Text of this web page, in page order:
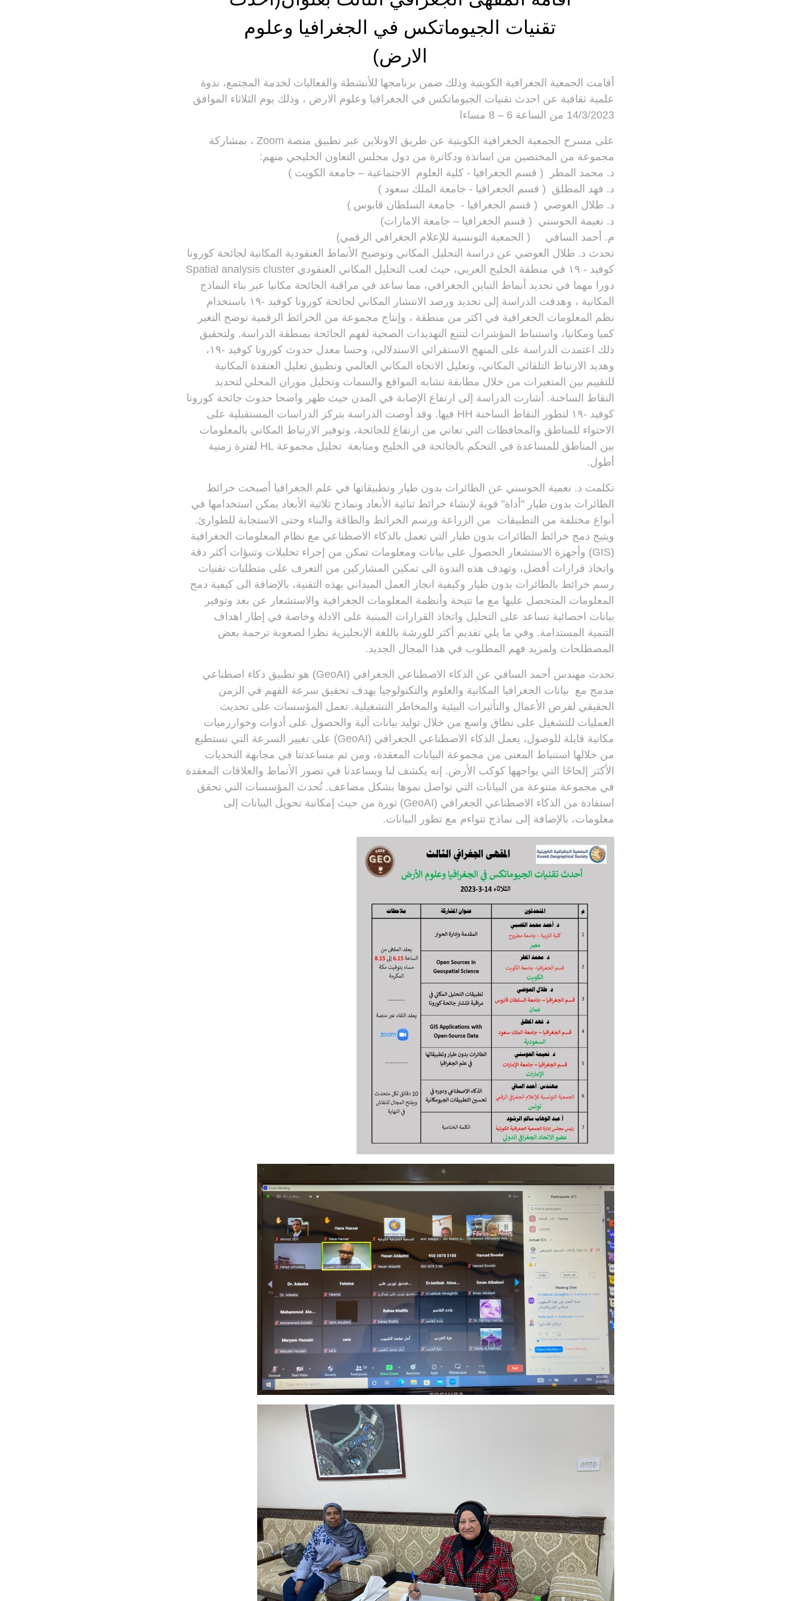
تقنيات الجيوماتكس في الجغرافيا وعلوم
الارض)
أقامت الجمعية الجغرافية الكويتية وذلك ضمن برنامجها للأنشطة والفعاليات لخدمة المجتمع، ندوة
علمية ثقافية عن احدث تقنيات الجيوماتكس في الجغرافيا وعلوم الارض ، وذلك يوم الثلاثاء الموافق
14/3/2023 من الساعة 6 – 8 مساءا
على مسرح الجمعية الجغرافية الكويتية عن طريق الاونلاين عبر تطبيق منصة Zoom ، بمشاركة
مجموعة من المختصين من اساتذة ودكاترة من دول مجلس التعاون الخليجي منهم:
د. محمد المطر ( قسم الجغرافيا - كلية العلوم الاجتماعية – جامعة الكويت )
د. فهد المطلق ( قسم الجغرافيا - جامعة الملك سعود )
د. طلال العوضي ( قسم الجغرافيا - جامعة السلطان قابوس )
د. نعيمة الحوسني ( قسم الجغرافيا – جامعة الامارات)
م. أحمد السافي ( الجمعية التونسية للإعلام الجغرافي الرقمي)
تحدث د. طلال العوضي عن دراسة التحليل المكاني وتوضيح الأنماط العنقودية المكانية لجائحة كورونا
كوفيد - ١٩ في منطقة الخليج العربي، حيث لعب التحليل المكاني العنقودي Spatial analysis cluster
دورا مهما في تحديد أنماط التباين الجغرافي، مما ساعد في مراقبة الجائحة مكانيا عبر بناء النماذج
المكانية ، وهدفت الدراسة إلى تحديد ورصد الانتشار المكاني لجائحة كورونا كوفيد -١٩ باستخدام
نظم المعلومات الجغرافية في اكثر من منطقة ، وإنتاج مجموعة من الخرائط الرقمية توضح التغير
كميا ومكانيا، واستنباط المؤشرات لتتبع التهديدات الصحية لفهم الجائحة بمنطقة الدراسة. ولتحقيق
ذلك اعتمدت الدراسة على المنهج الاستقرائي الاستدلالي، وحسا معدل حدوث كورونا كوفيد -١٩،
وهديد الارتباط التلقائي المكاني، وتعليل الاتجاه المكاني العالمي وتطبيق تعليل العنقدة المكانية
للتقييم بين المتغيرات من خلال مطابقة تشابه المواقع والسمات وتحليل موران المحلي لتحديد
النقاط الساخنة. أشارت الدراسة إلى ارتفاع الإصابة في المدن حيث ظهر واضحا حدوث جائحة كورونا
كوفيد -١٩ لتطور النقاط الساخنة HH فيها. وقد أوصت الدراسة بتركز الدراسات المستقبلية على
الاحتواء للمناطق والمحافظات التي تعاني من ارتفاع للجائحة، وتوفير الارتباط المكاني بالمعلومات
بين المناطق للمساعدة في التحكم بالجائحة في الخليج ومتابعة تحليل مجموعة HL لفترة زمنية
أطول.
تكلمت د. نعمية الحوسني عن الطائرات بدون طيار وتطبيقاتها في علم الجغرافيا أصبحت خرائط
الطائرات بدون طيار "أداة" قوية لإنشاء خرائط ثنائية الأبعاد ونماذج ثلاثية الأبعاد يمكن استخدامها في
أنواع مختلفة من التطبيقات من الزراعة ورسم الخرائط والطاقة والبناء وحتى الاستجابة للطوارئ.
ويتيح دمج خرائط الطائرات بدون طيار التي تعمل بالذكاء الاصطناعي مع نظام المعلومات الجغرافية
(GIS) وأجهزة الاستشعار الحصول على بيانات ومعلومات تمكن من إجراء تحليلات وتنبؤات أكثر دقة
واتخاذ قرارات أفضل، وتهدف هذه الندوة الى تمكين المشاركين من التعرف على متطلبات تقنيات
رسم خرائط بالطائرات بدون طيار وكيفية انجاز العمل الميداني بهذه التقنية، بالإضافة الى كيفية دمج
المعلومات المتحصل عليها مع ما تتيحة وأنظمة المعلومات الجغرافية والاستشعار عن بعد وتوفير
بيانات احصائية تساعد على التحليل واتخاذ القرارات المبنية على الادلة وخاصة في إطار اهداف
التنمية المستدامة. وفي ما يلي تقديم أكثر للورشة باللغة الإنجليزية نظرا لصعوبة ترجمة بعض
المصطلحات ولمزيد فهم المطلوب في هذا المجال الجديد.
تحدث مهندس أحمد السافي عن الذكاء الاصطناعي الجغرافي (GeoAI) هو تطبيق ذكاء اصطناعي
مدمج مع بيانات الجغرافيا المكانية والعلوم والتكنولوجيا بهدف تحقيق سرعة الفهم في الزمن
الحقيقي لفرص الأعمال والتأثيرات البيئية والمخاطر التشغيلية. تعمل المؤسسات على تحديث
العمليات للتشغيل على نطاق واسع من خلال توليد بيانات آلية والحصول على أدوات وخوارزميات
مكانية قابلة للوصول، يعمل الذكاء الاصطناعي الجغرافي (GeoAI) على تغيير السرعة التي نستطيع
من خلالها استنباط المعنى من مجموعة البيانات المعقدة، ومن ثم مساعدتنا في مجابهة التحديات
الأكثر إلحاحًا التي يواجهها كوكب الأرض. إنه يكشف لنا ويساعدنا في تصور الأنماط والعلاقات المعقدة
في مجموعة متنوعة من البيانات التي تواصل نموها بشكل مضاعف. تُحدث المؤسسات التي تحقق
استفادة من الذكاء الاصطناعي الجغرافي (GeoAI) ثورة من حيث إمكانية تحويل البيانات إلى
معلومات، بالإضافة إلى نماذج تتواءم مع تطور البيانات.